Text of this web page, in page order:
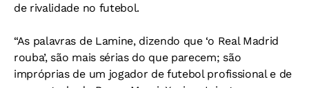
de rivalidade no futebol.
“As palavras de Lamine, dizendo que ‘o Real Madrid
rouba’, são mais sérias do que parecem; são
impróprias de um jogador de futebol profissional e de